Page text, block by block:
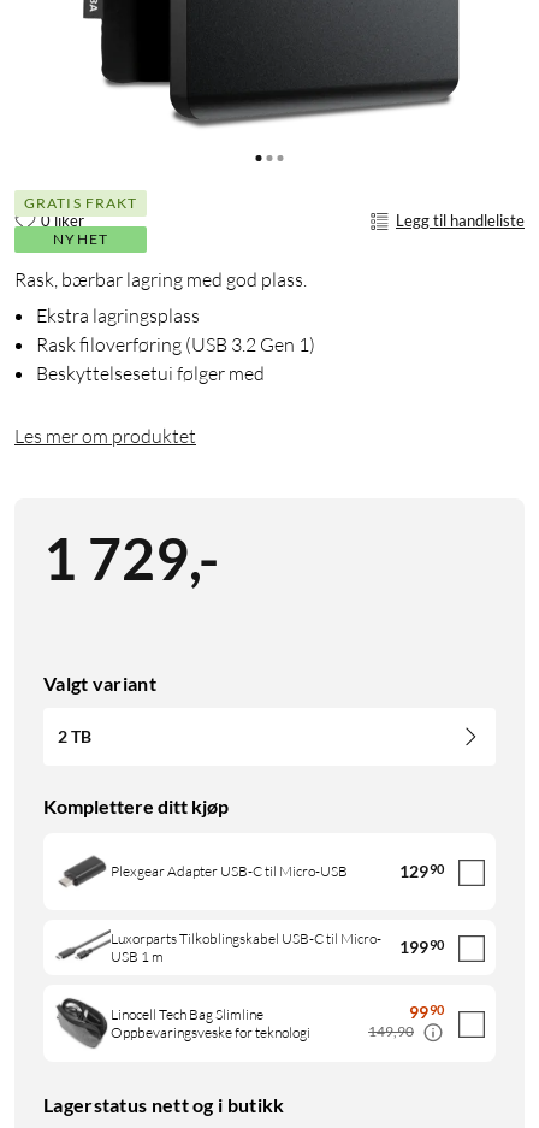
GRATIS FRAKT
NYHET
0 liker Legg til handleliste
Rask, bærbar lagring med god plass.
Ekstra lagringsplass
Rask filoverføring (USB 3.2 Gen 1)
Beskyttelsesetui følger med
Les mer om produktet
1 729,-
Valgt variant
2 TB
Komplettere ditt kjøp
Plexgear Adapter USB-C til Micro-USB 12990
Luxorparts Tilkoblingskabel USB-C til Micro-
USB 1 m
19990
Linocell Tech Bag Slimline
Oppbevaringsveske for teknologi
9990
149,90
Lagerstatus nett og i butikk